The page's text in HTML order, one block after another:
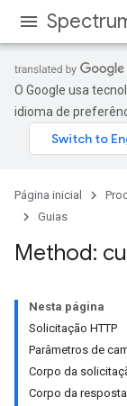
O Google usa
idioma de
Página inicial
Guias
Method:
Nesta página
Solicitação HTTP
Parâmetros de
Corpo da
Corpo da resposta